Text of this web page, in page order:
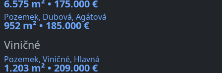
6.575 m² • 175.000 €
Pozemek, Dubová, Agátová
952 m² • 185.000 €
Viničné
Pozemek, Viničné, Hlavná
1.203 m² • 209.000 €